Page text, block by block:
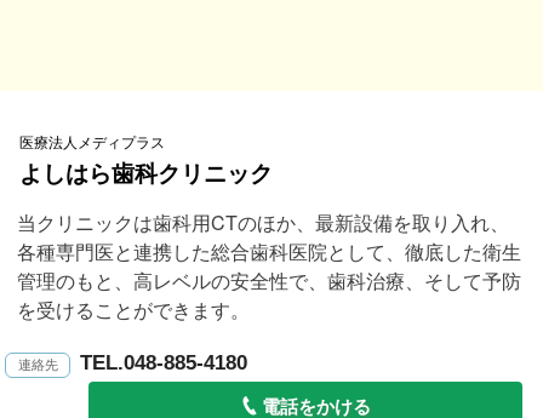
医療法人メディプラス
よしはら歯科クリニック
当クリニックは歯科用CTのほか、最新設備を取り入れ、
各種専門医と連携した総合歯科医院として、徹底した衛生
管理のもと、高レベルの安全性で、歯科治療、そして予防
を受けることができます。
TEL.048-885-4180
電話をかける